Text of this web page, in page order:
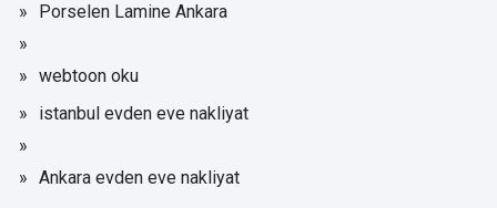
Porselen Lamine Ankara
webtoon oku
istanbul evden eve nakliyat
Ankara evden eve nakliyat